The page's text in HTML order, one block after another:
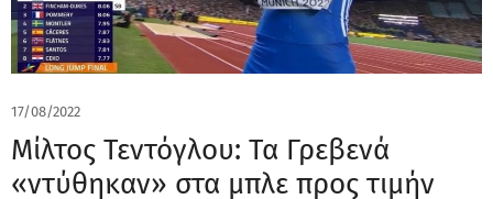
17/08/2022
Μίλτος Τεντόγλου: Τα Γρεβενά
«ντύθηκαν» στα μπλε προς τιμήν